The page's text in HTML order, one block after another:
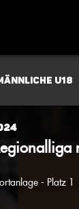
U18
- Platz 1